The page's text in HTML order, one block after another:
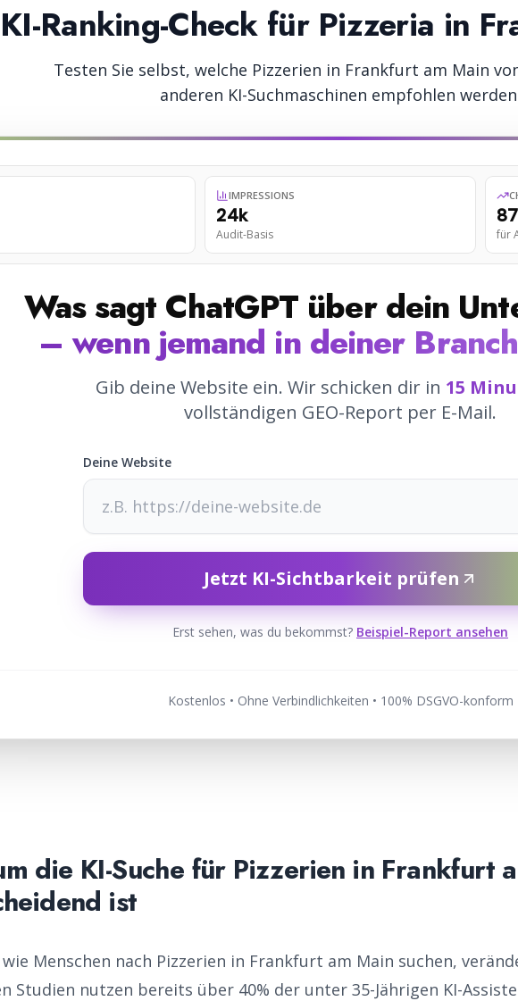
Ranking-Check für Pizzeria in
Testen Sie selbst, welche Pizzerien in Frankfurt am Main
anderen KI-Suchmaschinen empfohlen
IMPRESSIONS
24k
Audit-Basis
87
für
Was sagt ChatGPT über dein
– wenn jemand in deiner
Gib deine Website ein. Wir schicken dir in 15
vollständigen GEO-Report per E-Mail.
Deine Website
Jetzt KI-Sichtbarkeit prüfen
Erst sehen, was du bekommst? Beispiel-Report ansehen
Kostenlos • Ohne Verbindlichkeiten • 100% DSGVO-konform
die KI-Suche für Pizzerien in Frankfurt
ist
Menschen nach Pizzerien in Frankfurt am Main suchen,
Studien nutzen bereits über 40% der unter 35-Jährigen KI-